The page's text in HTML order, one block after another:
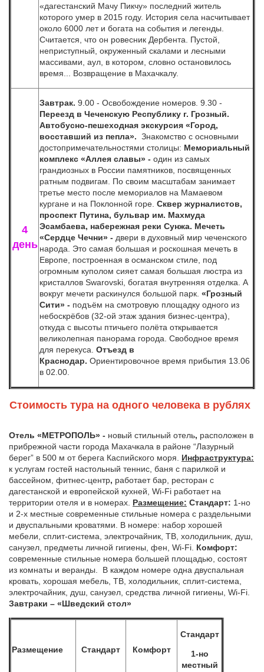
«дагестанский Мачу Пикчу» последний житель
которого умер в 2015 году. История села насчитывает
около 6000 лет и богата на события и легенды.
Считается, что он ровесник Дербента. Пустой,
неприступный, окруженный скалами и лесными
массивами, аул, в котором, словно остановилось
время... Возвращение в Махачкалу.
4
день
Завтрак. 9.00 - Освобождение номеров. 9.30 -
Переезд в Чеченскую Республику г. Грозный.
Автобусно-пешеходная экскурсия «Город,
восставший из пепла». Знакомство с основными
достопримечательностями столицы: Мемориальный
комплекс «Аллея славы» - один из самых
грандиозных в России памятников, посвященных
ратным подвигам. По своим масштабам занимает
третье место после мемориалов на Мамаевом
кургане и на Поклонной горе. Сквер журналистов,
проспект Путина, бульвар им. Махмуда
Эсамбаева, набережная реки Сунжа. Мечеть
«Сердце Чечни» - двери в духовный мир чеченского
народа.
Это самая большая и роскошная мечеть в
Европе, построенная в османском стиле, под
огромным куполом сияет самая большая люстра из
кристаллов Swarovski, богатая внутренняя отделка. А
вокруг мечети раскинулся большой парк. «Грозный
Сити» - подъём на смотровую площадку одного из
небоскрёбов (32-ой этаж здания бизнес-центра),
откуда с высоты птичьего полёта открывается
великолепная панорама города. Свободное время
для перекуса. Отъезд в
Краснодар. Ориентировочное время прибытия 13.06
в 02.00.
Стоимость тура на одного человека в рублях
Отель «МЕТРОПОЛЬ» - новый стильный отель, расположен в
прибрежной части города Махачкала в районе “Лазурный
берег” в 500 м от берега Каспийского моря.
Инфраструктура:
к услугам гостей настольный теннис, баня с парилкой и
бассейном, фитнес-центр, работает бар, ресторан с
дагестанской и европейской кухней, Wi-Fi работает на
территории отеля и в номерах. Размещение: Стандарт: 1-но
и 2-х местные современные стильные номера с раздельными
и двуспальными кроватями. В номере: набор хорошей
мебели, сплит-система, электрочайник, ТВ, холодильник, душ,
санузел, предметы личной гигиены, фен, Wi-Fi. Комфорт:
современные стильные номера большей площадью, состоят
из комнаты и веранды.
В каждом номере одна двуспальная
кровать, хорошая мебель, ТВ, холодильник, сплит-система,
электрочайник, душ, санузел, средства личной гигиены, Wi-Fi.
Завтраки – «Шведский стол»
Размещение Стандарт Комфорт
Стандарт
1-но
местный